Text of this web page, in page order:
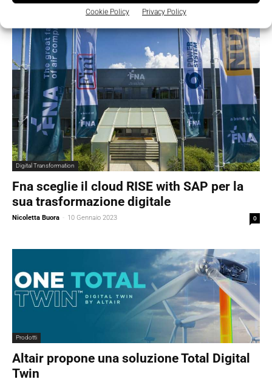
Cookie Policy Privacy Policy
Digital Transformation
Fna sceglie il cloud RISE with SAP per la
sua trasformazione digitale
Nicoletta Buora - 10 Gennaio 2023 0
Prodotti
Altair propone una soluzione Total Digital
Twin